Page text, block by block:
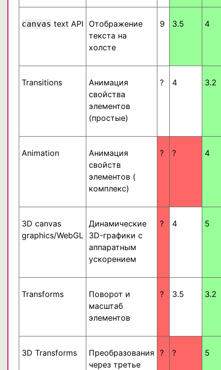
canvas text API
Отображение
текста на
холсте
9 3.5 4
Transitions
Анимация
свойства
элементов
(простые)
? 4 3.2
Animation
Анимация
свойств
элементов (
комплекс)
? ? 4
3D canvas
graphics/WebGL
Динамические
3D-графики с
аппаратным
ускорением
? 4 5
Transforms
Поворот и
масштаб
элементов
? 3.5 3.2
3D Transforms
Преобразования
через третье
? ? 5